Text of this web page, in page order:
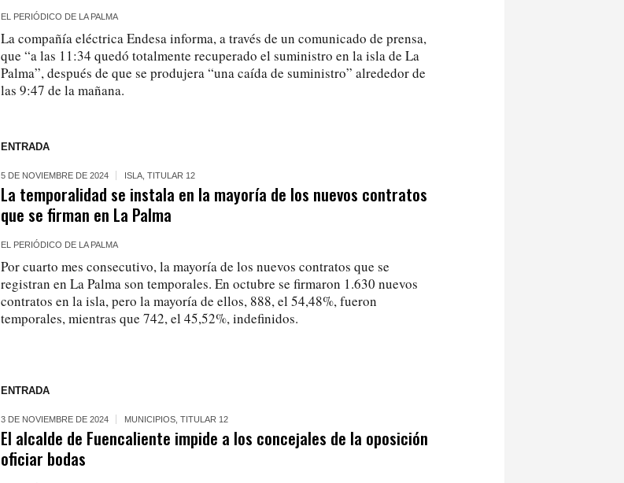
EL PERIÓDICO DE LA PALMA
La compañía eléctrica Endesa informa, a través de un comunicado de prensa,
que “a las 11:34 quedó totalmente recuperado el suministro en la isla de La
Palma”, después de que se produjera “una caída de suministro” alrededor de
las 9:47 de la mañana.
ENTRADA
5 DE NOVIEMBRE DE 2024 ISLA ,TITULAR 12
La temporalidad se instala en la mayoría de los nuevos contratos
que se firman en La Palma
EL PERIÓDICO DE LA PALMA
Por cuarto mes consecutivo, la mayoría de los nuevos contratos que se
registran en La Palma son temporales. En octubre se firmaron 1.630 nuevos
contratos en la isla, pero la mayoría de ellos, 888, el 54,48%, fueron
temporales, mientras que 742, el 45,52%, indefinidos.
ENTRADA
3 DE NOVIEMBRE DE 2024 MUNICIPIOS ,TITULAR 12
El alcalde de Fuencaliente impide a los concejales de la oposición
oficiar bodas